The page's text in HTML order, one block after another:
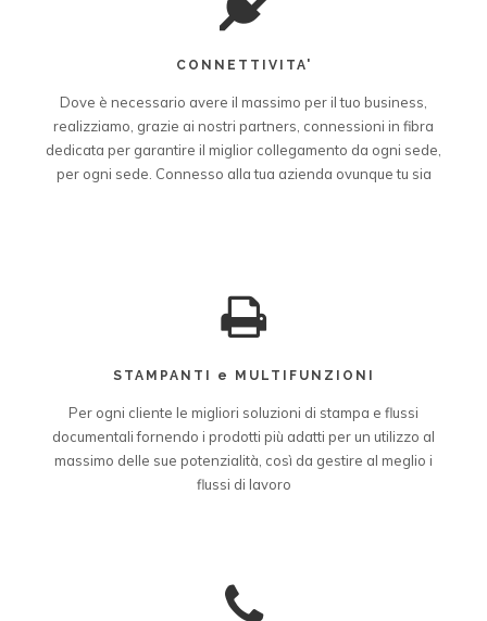
CONNETTIVITA'
Dove è necessario avere il massimo per il tuo business,
realizziamo, grazie ai nostri partners, connessioni in fibra
dedicata per garantire il miglior collegamento da ogni sede,
per ogni sede. Connesso alla tua azienda ovunque tu sia
STAMPANTI e MULTIFUNZIONI
Per ogni cliente le migliori soluzioni di stampa e flussi
documentali fornendo i prodotti più adatti per un utilizzo al
massimo delle sue potenzialità, così da gestire al meglio i
flussi di lavoro